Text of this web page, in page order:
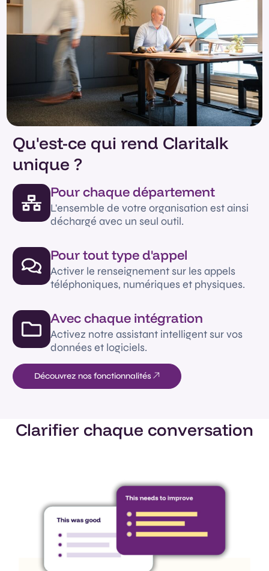
Qu'est-ce qui rend Claritalk
unique ?
Pour chaque département
L'ensemble de votre organisation est ainsi
déchargé avec un seul outil.
Pour tout type d'appel
Activer le renseignement sur les appels
téléphoniques, numériques et physiques.
Avec chaque intégration
Activez notre assistant intelligent sur vos
données et logiciels.
Découvrez nos fonctionnalités
Clarifier chaque conversation